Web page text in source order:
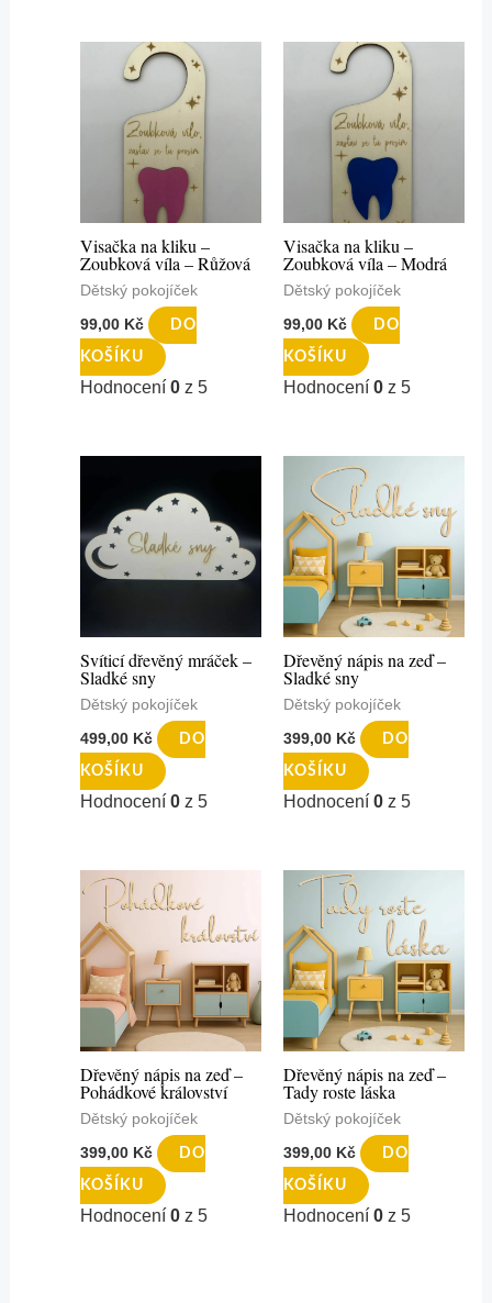
Visačka na kliku –
Zoubková víla – Růžová
Dětský pokojíček
99,00 Kč DO
KOŠÍKU
Hodnocení 0z 5
Visačka na kliku –
Zoubková víla – Modrá
Dětský pokojíček
99,00 Kč DO
KOŠÍKU
Hodnocení 0 z 5
Svíticí dřevěný mráček –
Sladké sny
Dětský pokojíček
499,00 Kč DO
KOŠÍKU
Hodnocení 0z 5
Dřevěný nápis na zeď –
Sladké sny
Dětský pokojíček
399,00 Kč DO
KOŠÍKU
Hodnocení 0 z 5
Dřevěný nápis na zeď –
Pohádkové království
Dětský pokojíček
399,00 Kč DO
KOŠÍKU
Hodnocení 0z 5
Dřevěný nápis na zeď –
Tady roste láska
Dětský pokojíček
399,00 Kč DO
KOŠÍKU
Hodnocení 0 z 5